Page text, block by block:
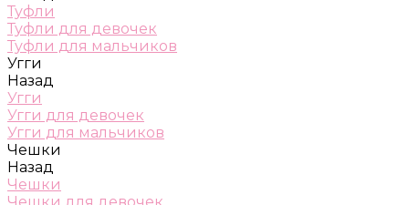
Туфли
Туфли для девочек
Туфли для мальчиков
Угги
Назад
Угги
Угги для девочек
Угги для мальчиков
Чешки
Назад
Чешки